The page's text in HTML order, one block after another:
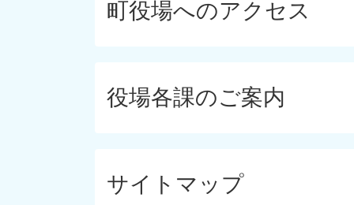
町役場へのアクセス
役場各課のご案内
サイトマップ